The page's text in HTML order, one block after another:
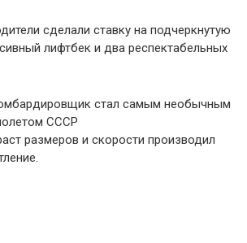
сделали ставку на подчеркнутую
лифтбек и два респектабельных
стал самым необычным
СССР
размеров и скорости производил